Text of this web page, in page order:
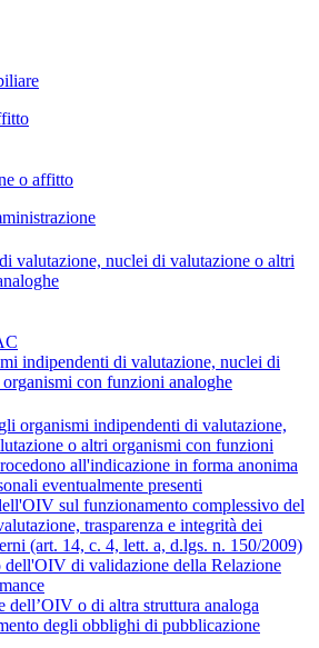
o affitto
valutazione, nuclei di valutazione o altri
indipendenti di valutazione, nuclei di
con funzioni analoghe
organismi indipendenti di valutazione,
o altri organismi con funzioni
all'indicazione in forma anonima
eventualmente presenti
sul funzionamento complessivo del
trasparenza e integrità dei
(art. 14, c. 4, lett. a, d.lgs. n. 150/2009)
dell'OIV di validazione della Relazione
dell’OIV o di altra struttura analoga
degli obblighi di pubblicazione